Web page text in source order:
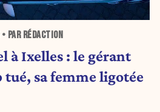
• PAR RÉDACTION
à Ixelles : le gérant
sa femme ligotée